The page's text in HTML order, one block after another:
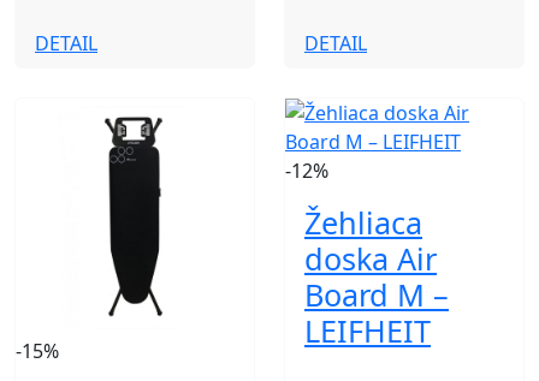
DETAIL DETAIL
-15%
-12%
Žehliaca
doska Air
Board M –
LEIFHEIT